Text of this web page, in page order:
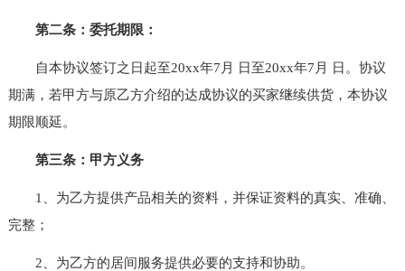
第二条：委托期限：
自本协议签订之日起至20xx年7月 日至20xx年7月 日。协议
期满，若甲方与原乙方介绍的达成协议的买家继续供货，本协议
期限顺延。
第三条：甲方义务
1、为乙方提供产品相关的资料，并保证资料的真实、准确、
完整；
2、为乙方的居间服务提供必要的支持和协助。